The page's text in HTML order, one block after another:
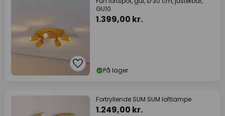
GU10
1.399,00 kr.
På lager
Fortryllende SUM SUM loftlampe
1.249,00 kr.